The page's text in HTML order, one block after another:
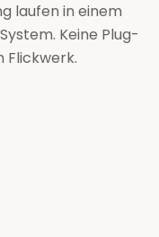
laufen in einem
Keine Plug-
Flickwerk.